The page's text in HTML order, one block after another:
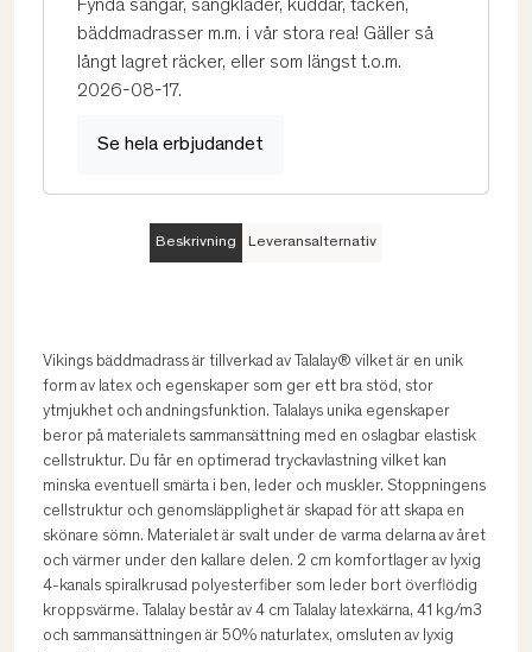
Fynda sängar, sängkläder, kuddar, täcken,
bäddmadrasser m.m. i vår stora rea! Gäller så
långt lagret räcker, eller som längst t.o.m.
2026-08-17.
Se hela erbjudandet
Beskrivning Leveransalternativ
Vikings bäddmadrass är tillverkad av Talalay® vilket är en unik
form av latex och egenskaper som ger ett bra stöd, stor
ytmjukhet och andningsfunktion. Talalays unika egenskaper
beror på materialets sammansättning med en oslagbar elastisk
cellstruktur. Du får en optimerad tryckavlastning vilket kan
minska eventuell smärta i ben, leder och muskler. Stoppningens
cellstruktur och genomsläpplighet är skapad för att skapa en
skönare sömn. Materialet är svalt under de varma delarna av året
och värmer under den kallare delen. 2 cm komfortlager av lyxig
4-kanals spiralkrusad polyesterfiber som leder bort överflödig
kroppsvärme. Talalay består av 4 cm Talalay latexkärna, 41 kg/m3
och sammansättningen är 50% naturlatex, omsluten av lyxig